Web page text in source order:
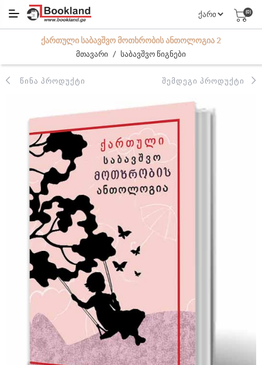
(0)
ᲥᲐᲠᲗᲣᲚᲘ ᲡᲐᲑᲐᲕᲨᲕᲝ ᲛᲝᲗᲮᲠᲝᲑᲘᲡ ᲐᲜᲗᲝᲚᲝᲒᲘᲐ 2
მთავარი / საბავშვო წიგნები
ᲬᲘᲜᲐ ᲞᲠᲝᲓᲣᲥᲢᲘ ᲨᲔᲛᲓᲔᲒᲘ ᲞᲠᲝᲓᲣᲥᲢᲘ